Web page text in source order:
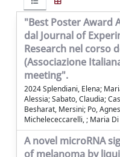
"Best Poster Award
dal Journal of
Research nel corso
(Associazione
meeting".
2024 Splendiani, Elena;
Alessia; Sabato, Claudia;
Besharat, Mersini; Po,
Michelececcarelli, ; Maria
A novel microRNA
of melanoma by